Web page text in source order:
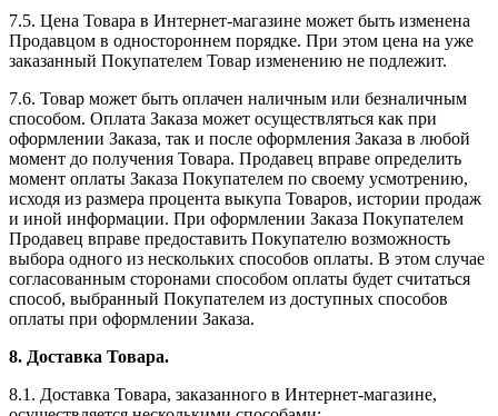
7.5. Цена Товара в Интернет-магазине может быть изменена
Продавцом в одностороннем порядке. При этом цена на уже
заказанный Покупателем Товар изменению не подлежит.
7.6. Товар может быть оплачен наличным или безналичным
способом. Оплата Заказа может осуществляться как при
оформлении Заказа, так и после оформления Заказа в любой
момент до получения Товара. Продавец вправе определить
момент оплаты Заказа Покупателем по своему усмотрению,
исходя из размера процента выкупа Товаров, истории продаж
и иной информации. При оформлении Заказа Покупателем
Продавец вправе предоставить Покупателю возможность
выбора одного из нескольких способов оплаты. В этом случае
согласованным сторонами способом оплаты будет считаться
способ, выбранный Покупателем из доступных способов
оплаты при оформлении Заказа.
8. Доставка Товара.
8.1. Доставка Товара, заказанного в Интернет-магазине,